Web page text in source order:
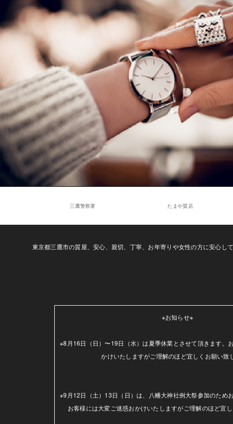
三鷹警察署 たまや質店
東京都三鷹市の質屋、安心、親切、丁寧、お年寄りや女性の方に安心し
※お知らせ※
※8月16日（日）〜19日（水）は夏季休業とさせて頂きます。
かけいたしますがご理解のほど宜しくお願い致
※9月12日（土）13日（日）は、八幡大神社例大祭参加のため
お客様には大変ご迷惑おかけいたしますがご理解のほど宜し